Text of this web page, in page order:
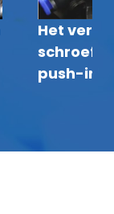
Het
push-in